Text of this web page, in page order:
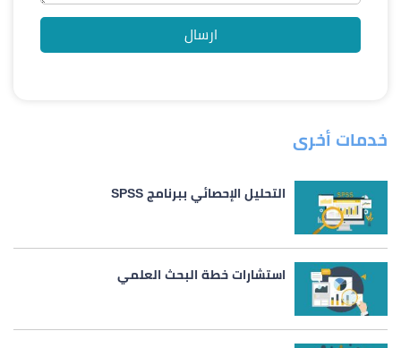
خدمات أخرى
التحليل الإحصائي ببرنامج SPSS
استشارات خطة البحث العلمي